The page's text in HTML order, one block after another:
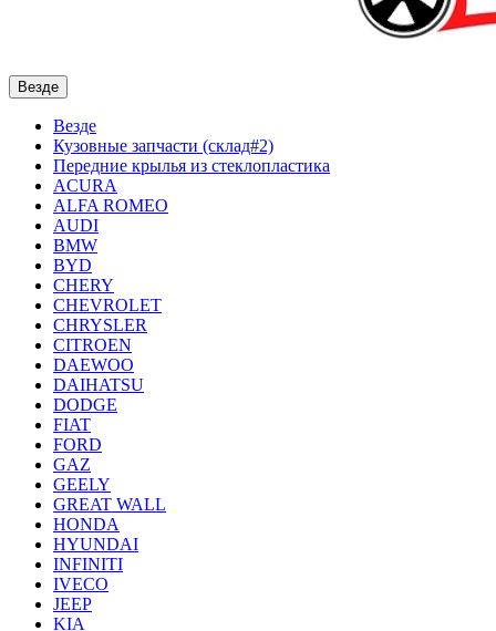
Везде
Везде
Кузовные запчасти (склад#2)
Передние крылья из стеклопластика
ACURA
ALFA ROMEO
AUDI
BMW
BYD
CHERY
CHEVROLET
CHRYSLER
CITROEN
DAEWOO
DAIHATSU
DODGE
FIAT
FORD
GAZ
GEELY
GREAT WALL
HONDA
HYUNDAI
INFINITI
IVECO
JEEP
KIA